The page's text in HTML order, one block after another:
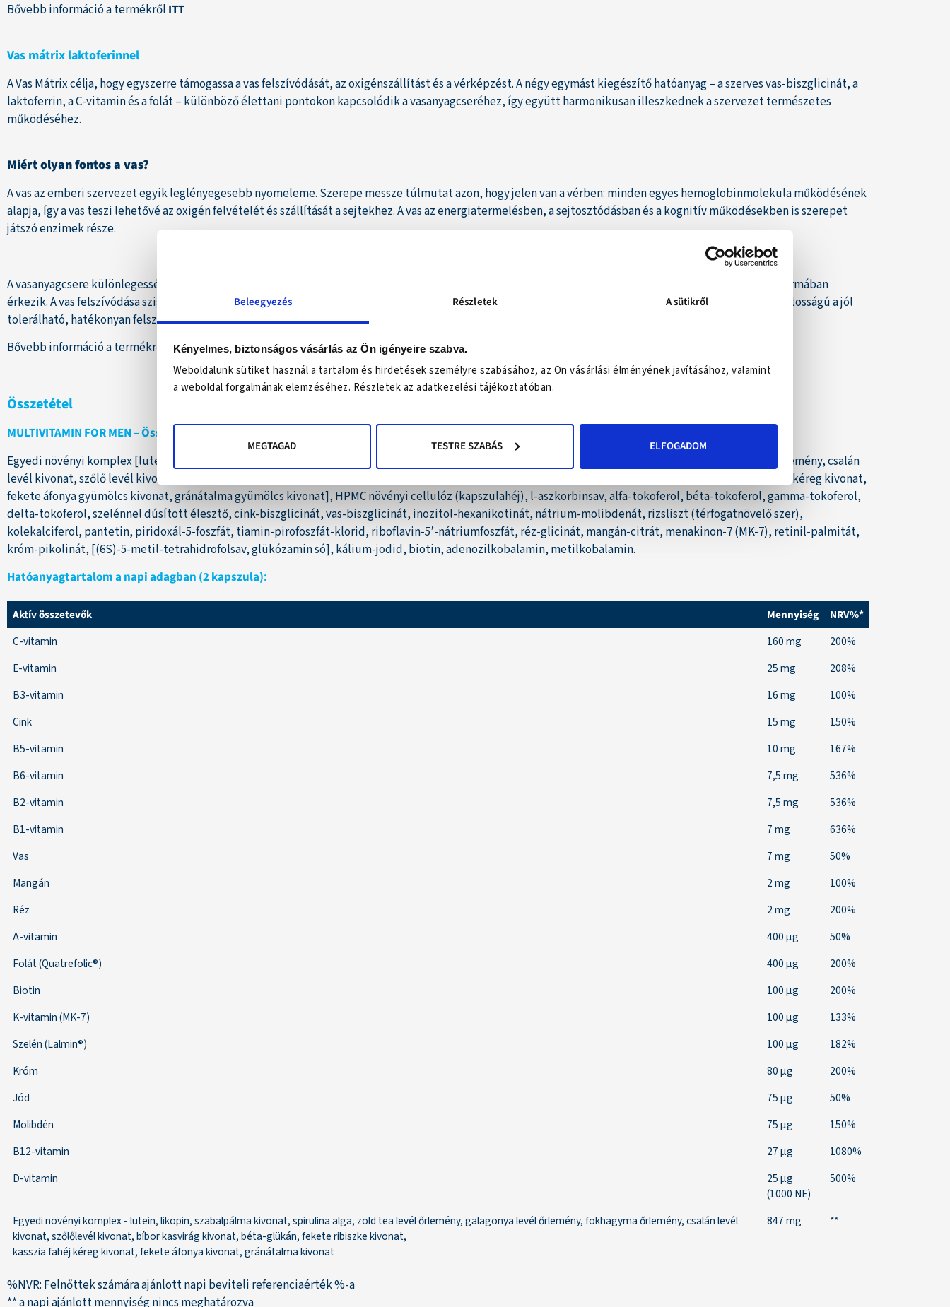
Beleegyezés Részletek A sütikről
Kényelmes, biztonságos vásárlás az Ön igényeire szabva.
Weboldalunk sütiket használ a tartalom és hirdetések személyre szabásához, az Ön vásárlási élményének javításához, valamint
a weboldal forgalmának elemzéséhez. Részletek az adatkezelési tájékoztatóban.
MEGTAGAD TESTRE SZABÁS ELFOGADOM
Bővebb információ a termékről ITT
Vas mátrix laktoferinnel
A Vas Mátrix célja, hogy egyszerre támogassa a vas felszívódását, az oxigénszállítást és a vérképzést. A négy egymást kiegészítő hatóanyag – a szerves vas-biszglicinát, a
laktoferrin, a C-vitamin és a folát – különböző élettani pontokon kapcsolódik a vasanyagcseréhez, így együtt harmonikusan illeszkednek a szervezet természetes
működéséhez.
Miért olyan fontos a vas?
A vas az emberi szervezet egyik leglényegesebb nyomeleme. Szerepe messze túlmutat azon, hogy jelen van a vérben: minden egyes hemoglobinmolekula működésének
alapja, így a vas teszi lehetővé az oxigén felvételét és szállítását a sejtekhez. A vas az energiatermelésben, a sejtosztódásban és a kognitív működésekben is szerepet
játszó enzimek része.
A vasanyagcsere különlegessége, hogy a szervezet nem képes vasat előállítani. Mindig kívülről kell hozzájutnunk – ugyanakkor az sem mindegy, milyen formában
érkezik. A vas felszívódása szigorúan szabályozott folyamat: a szervezet csak azt a mennyiséget veszi fel, amelyet valóban hasznosítani tud. Ezért kulcsfontosságú a jól
tolerálható, hatékonyan felszívódó vasformák használata.
Bővebb információ a termékről
ITT!
Összetétel
MULTIVITAMIN FOR MEN – Összetevők:
Egyedi növényi komplex [lutein, likopin, szabalpálma gyümölcs kivonat, spirulina alga, zöld tea levél őrlemény, galagonya levél őrlemény, fokhagyma őrlemény, csalán
levél kivonat, szőlő levél kivonat, bíbor kasvirág gyökér kivonat, béta-glükán (Saccharomyces cerevisiae), fekete ribiszke gyümölcs kivonat, kasszia fahéj kéreg kivonat,
fekete áfonya gyümölcs kivonat, gránátalma gyümölcs kivonat], HPMC növényi cellulóz (kapszulahéj), l-aszkorbinsav, alfa-tokoferol, béta-tokoferol, gamma-tokoferol,
delta-tokoferol, szelénnel dúsított élesztő, cink-biszglicinát, vas-biszglicinát, inozitol-hexanikotinát, nátrium-molibdenát, rizsliszt (térfogatnövelő szer),
kolekalciferol, pantetin, piridoxál-5-foszfát, tiamin-pirofoszfát-klorid, riboflavin-5’-nátriumfoszfát, réz-glicinát, mangán-citrát, menakinon-7 (MK-7), retinil-palmitát,
króm-pikolinát, [(6S)-5-metil-tetrahidrofolsav, glükózamin só], kálium-jodid, biotin, adenozilkobalamin, metilkobalamin.
Hatóanyagtartalom a napi adagban (2 kapszula):
Aktív összetevők Mennyiség
NRV%*
C-vitamin
160 mg
200%
E-vitamin
25 mg
208%
B3-vitamin
16 mg
100%
Cink
15 mg
150%
B5-vitamin
10 mg
167%
B6-vitamin
7,5 mg
536%
B2-vitamin
7,5 mg
536%
B1-vitamin
7 mg
636%
Vas
7 mg
50%
Mangán
2 mg
100%
Réz
2 mg
200%
A-vitamin
400 µg
50%
Folát (Quatrefolic®)
400 µg
200%
Biotin
100 µg
200%
K-vitamin (MK-7)
100 µg
133%
Szelén (Lalmin®)
100 µg
182%
Króm
80 µg
200%
Jód
75 µg
50%
Molibdén
75 µg
150%
B12-vitamin
27 μg
1080%
D-vitamin
25 μg
(1000 NE)
500%
Egyedi növényi komplex - lutein, likopin, szabalpálma kivonat, spirulina alga, zöld tea levél őrlemény, galagonya levél őrlemény, fokhagyma őrlemény, csalán levél
kivonat, szőlőlevél kivonat, bíbor kasvirág kivonat, béta-glükán, fekete ribiszke kivonat,
kasszia fahéj kéreg kivonat, fekete áfonya kivonat, gránátalma kivonat
847 mg **
%NVR: Felnőttek számára ajánlott napi beviteli referenciaérték %-a
** a napi ajánlott mennyiség nincs meghatározva